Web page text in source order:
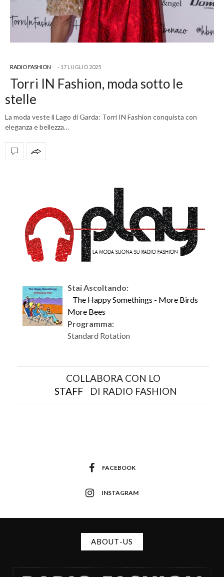
RADIO FASHION 17 LUGLIO 2025
Torri IN Fashion, moda sotto le
stelle
La moda veste il Lago di Garda: Torri IN Fashion conquista con
eleganza e bellezza…
Stai Ascoltando:
The Happy Somethings - More Birds
More Bees
Programma:
Standard Rotation
COLLABORA CON LO
STAFF
DI RADIO FASHION
FACEBOOK
INSTAGRAM
ABOUT-US